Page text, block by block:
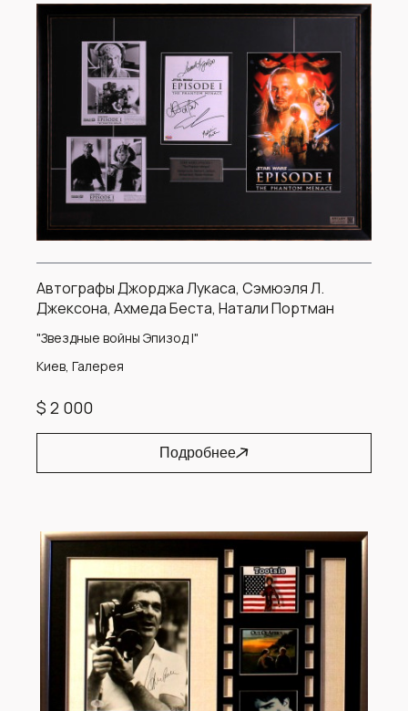
Автографы Джорджа Лукаса, Сэмюэля Л.
Джексона, Ахмеда Беста, Натали Портман
"Звездные войны Эпизод I"
Киев, Галерея
$ 2 000
Подробнее